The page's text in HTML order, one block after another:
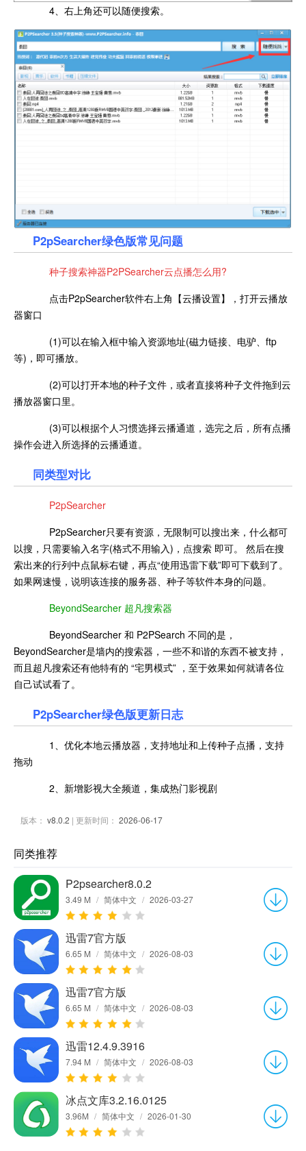
4、右上角还可以随便搜索。
P2pSearcher绿色版常见问题
种子搜索神器P2PSearcher云点播怎么用?
点击P2pSearcher软件右上角【云播设置】，打开云播放
器窗口
(1)可以在输入框中输入资源地址(磁力链接、电驴、ftp
等)，即可播放。
(2)可以打开本地的种子文件，或者直接将种子文件拖到云
播放器窗口里。
(3)可以根据个人习惯选择云播通道，选完之后，所有点播
操作会进入所选择的云播通道。
同类型对比
P2pSearcher
P2pSearcher只要有资源，无限制可以搜出来，什么都可
以搜，只需要输入名字(格式不用输入)，点搜索 即可。 然后在搜
索出来的行列中点鼠标右键，再点“使用迅雷下载”即可下载到了。
如果网速慢，说明该连接的服务器、种子等软件本身的问题。
BeyondSearcher 超凡搜索器
BeyondSearcher 和 P2PSearch 不同的是，
BeyondSearcher是墙内的搜索器，一些不和谐的东西不被支持，
而且超凡搜索还有他特有的 “宅男模式” ，至于效果如何就请各位
自己试试看了。
P2pSearcher绿色版更新日志
1、优化本地云播放器，支持地址和上传种子点播，支持
拖动
2、新增影视大全频道，集成热门影视剧
版本： v8.0.2 | 更新时间： 2026-06-17
同类推荐
P2psearcher8.0.2
3.49 M / 简体中文 / 2026-03-27
迅雷7官方版
6.65 M / 简体中文 / 2026-08-03
迅雷7官方版
6.65 M / 简体中文 / 2026-08-03
迅雷12.4.9.3916
7.94 M / 简体中文 / 2026-08-03
冰点文库3.2.16.0125
3.96M / 简体中文 / 2026-01-30